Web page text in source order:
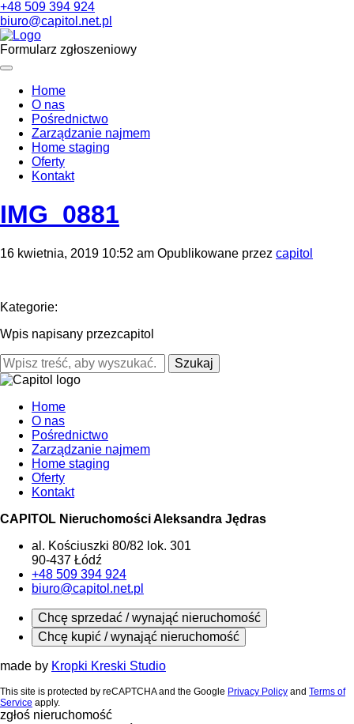
+48 509 394 924
biuro@capitol.net.pl
Formularz zgłoszeniowy
Home
O nas
Pośrednictwo
Zarządzanie najmem
Home staging
Oferty
Kontakt
IMG_0881
16 kwietnia, 2019 10:52 am Opublikowane przez capitol
Kategorie:
Wpis napisany przezcapitol
Szukaj
Home
O nas
Pośrednictwo
Zarządzanie najmem
Home staging
Oferty
Kontakt
CAPITOL Nieruchomości Aleksandra Jędras
al. Kościuszki 80/82 lok. 301
90-437 Łódź
+48 509 394 924
biuro@capitol.net.pl
Chcę sprzedać / wynająć nieruchomość
Chcę kupić / wynająć nieruchomość
made by Kropki Kreski Studio
This site is protected by reCAPTCHA and the Google Privacy Policy and Terms of
Service apply.
zgłoś nieruchomość